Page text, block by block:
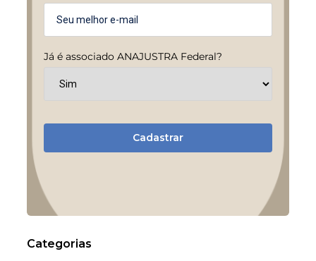
Já é associado ANAJUSTRA Federal?
Cadastrar
Categorias